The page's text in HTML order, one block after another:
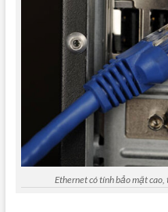
Ethernet có tính bảo mật